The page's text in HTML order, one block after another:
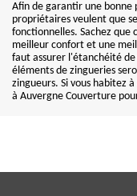
Afin de garantir une bonne
propriétaires veulent que
fonctionnelles. Sachez que
meilleur confort et une
faut assurer l'étanchéité
éléments de zingueries
zingueurs. Si vous habitez
à Auvergne Couverture